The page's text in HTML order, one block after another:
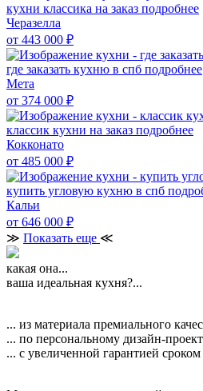
кухни классика на заказ подробнее
Черазелла
от 443 000 ₽
где заказать кухню в спб подробнее
Мета
от 374 000 ₽
классик кухни на заказ подробнее
Кокконато
от 485 000 ₽
купить угловую кухню в спб
Кальи
от 646 000 ₽
≫ Показать еще ≪
какая она...
ваша идеальная кухня?...
... из материала премиального
... по персональному дизайн-
... с увеличенной гарантией сроком